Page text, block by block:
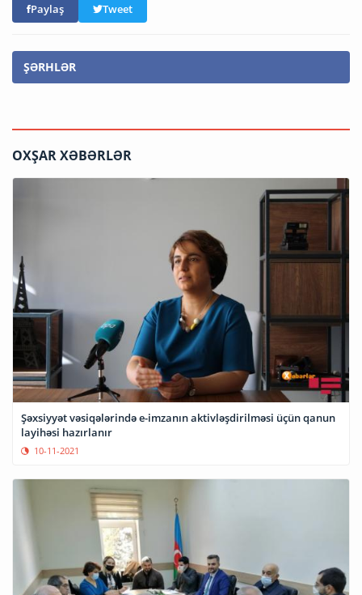
Paylaş Tweet
ŞƏRHLƏR
OXŞAR XƏBƏRLƏR
Şəxsiyyət vəsiqələrində e-imzanın aktivləşdirilməsi üçün qanun
layihəsi hazırlanır
10-11-2021